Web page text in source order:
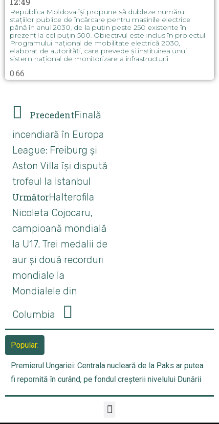
Republica Moldova își propune să dubleze numărul
stațiilor publice de încărcare pentru mașinile electrice
până în anul 2030, de la puțin peste 250 existente în
prezent la cel puțin 500. Obiectivul este inclus în proiectul
Programului național de mobilitate electrică 2030,
elaborat de autorități, care prevede și instituirea unui
sistem național de monitorizare a infrastructurii
PrecedentFinală
incendiară în Europa
League: Freiburg și
Aston Villa își dispută
trofeul la Istanbul
UrmătorHalterofila
Nicoleta Cojocaru,
campioană mondială
la U17. Trei medalii de
aur și două recorduri
mondiale la
Mondialele din
Columbia
Popular:
Premierul Ungariei: Centrala nucleară de la Paks ar putea
fi repornită în curând, pe fondul creșterii nivelului Dunării